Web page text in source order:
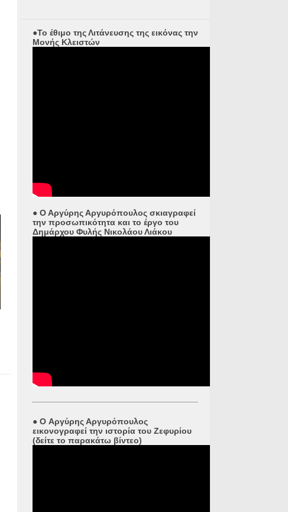
●Το έθιμο της Λιτάνευσης της εικόνας την
Μονής Κλειστών
● Ο Αργύρης Αργυρόπουλος σκιαγραφεί
την προσωπικότητα και το έργο του
Δημάρχου Φυλής Νικολάου Λιάκου
● O Αργύρης Αργυρόπουλος
εικονογραφεί την ιστορία του Ζεφυρίου
(δείτε το παρακάτω βίντεο)